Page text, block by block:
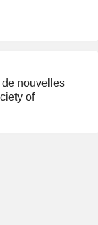
de nouvelles
of